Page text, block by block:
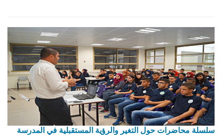
سلسلة محاضرات حول التغير والرؤية المستقبلية في المدرسة